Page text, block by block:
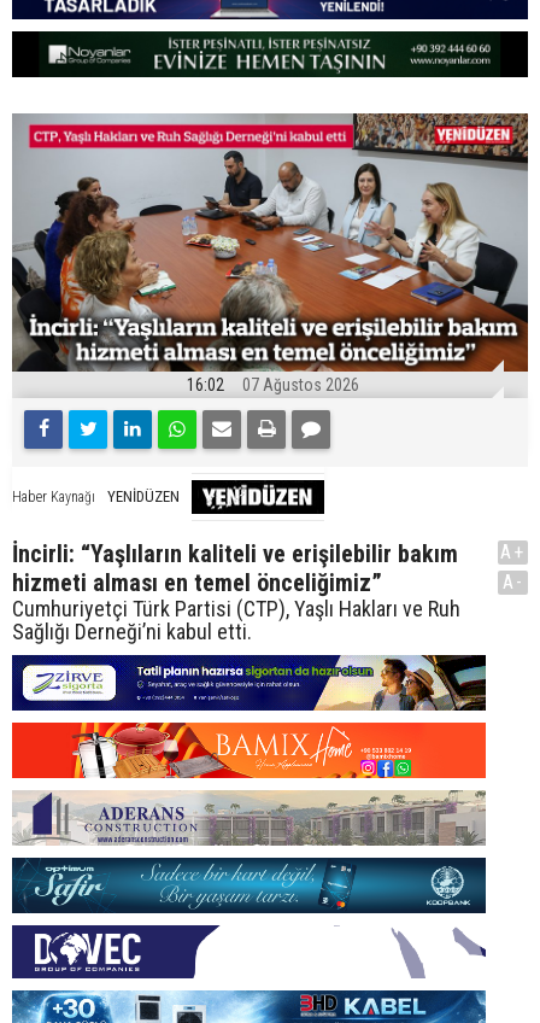
16:02 07 Ağustos 2026
Haber Kaynağı YENİDÜZEN
İncirli: “Yaşlıların kaliteli ve erişilebilir bakım
hizmeti alması en temel önceliğimiz”
Cumhuriyetçi Türk Partisi (CTP), Yaşlı Hakları ve Ruh
Sağlığı Derneği’ni kabul etti.
A+
A-